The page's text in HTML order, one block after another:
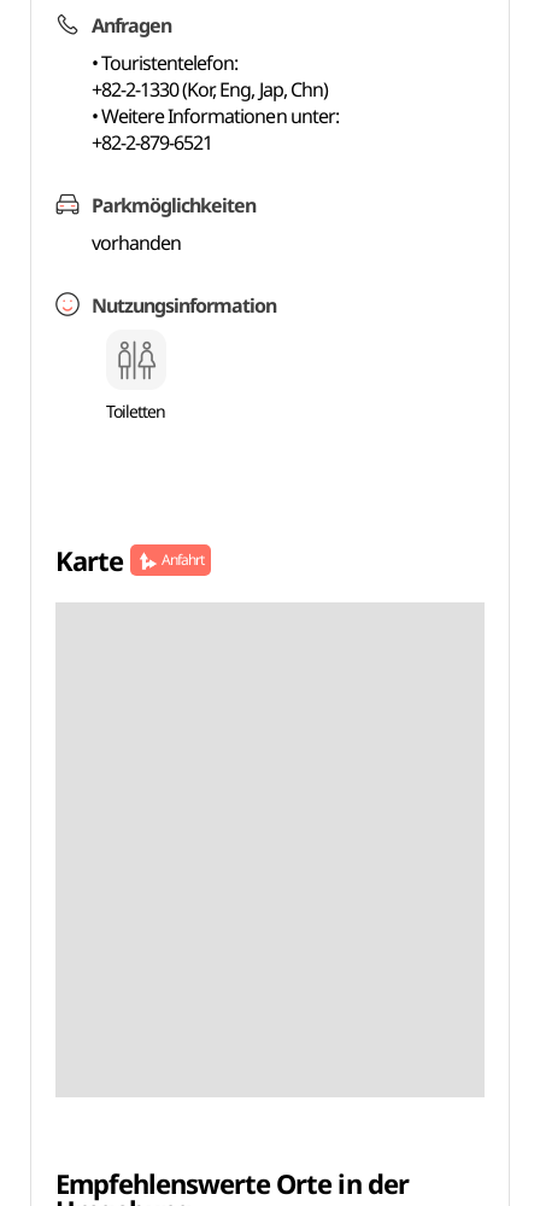
Anfragen
• Touristentelefon:
+82-2-1330 (Kor, Eng, Jap, Chn)
• Weitere Informationen unter:
+82-2-879-6521
Parkmöglichkeiten
vorhanden
Nutzungsinformation
Toiletten
Karte Anfahrt
Empfehlenswerte Orte in der